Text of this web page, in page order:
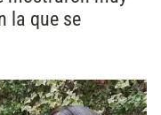
la que se